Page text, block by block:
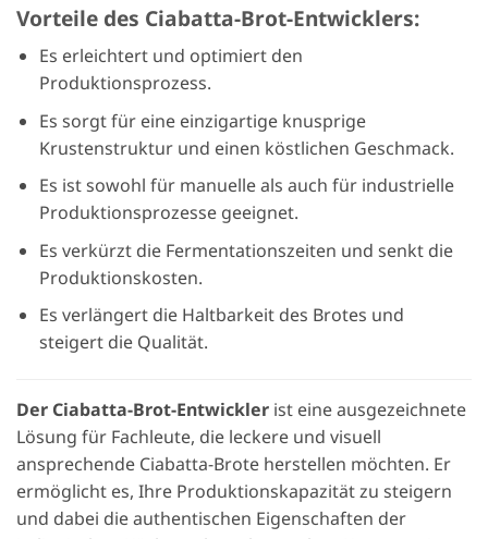
Vorteile des Ciabatta-Brot-Entwicklers:
Es erleichtert und optimiert den
Produktionsprozess.
Es sorgt für eine einzigartige knusprige
Krustenstruktur und einen köstlichen Geschmack.
Es ist sowohl für manuelle als auch für industrielle
Produktionsprozesse geeignet.
Es verkürzt die Fermentationszeiten und senkt die
Produktionskosten.
Es verlängert die Haltbarkeit des Brotes und
steigert die Qualität.
Der Ciabatta-Brot-Entwickler ist eine ausgezeichnete
Lösung für Fachleute, die leckere und visuell
ansprechende Ciabatta-Brote herstellen möchten. Er
ermöglicht es, Ihre Produktionskapazität zu steigern
und dabei die authentischen Eigenschaften der